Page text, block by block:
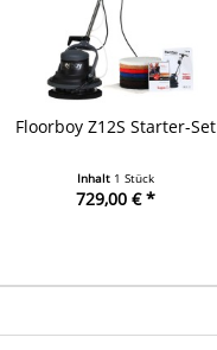
Floorboy Z12S Starter-Set
Inhalt 1 Stück
729,00 € *